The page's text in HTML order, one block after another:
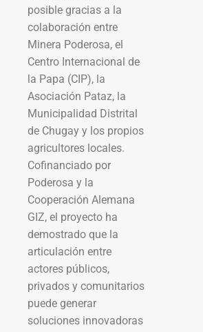
posible gracias a la
colaboración entre
Minera Poderosa, el
Centro Internacional de
la Papa (CIP), la
Asociación Pataz, la
Municipalidad Distrital
de Chugay y los propios
agricultores locales.
Cofinanciado por
Poderosa y la
Cooperación Alemana
GIZ, el proyecto ha
demostrado que la
articulación entre
actores públicos,
privados y comunitarios
puede generar
soluciones innovadoras